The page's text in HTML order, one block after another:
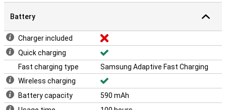
Battery
Charger included
Quick charging
Fast charging type
Samsung Adaptive Fast Charging
Wireless charging
Battery capacity
590 mAh